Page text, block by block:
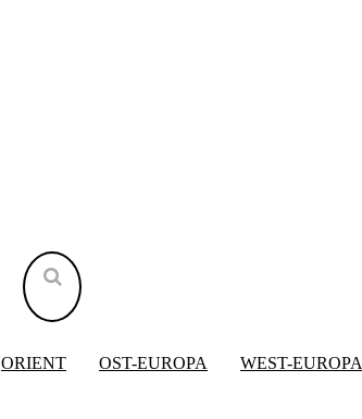
ORIENT OST-EUROPA WEST-EUROPA